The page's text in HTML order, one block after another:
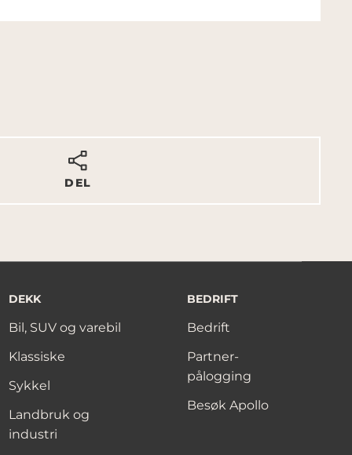
DEL
DEKK
Bil, SUV og varebil
Klassiske
Sykkel
Landbruk og
industri
BEDRIFT
Bedrift
Partner-
pålogging
Besøk Apollo